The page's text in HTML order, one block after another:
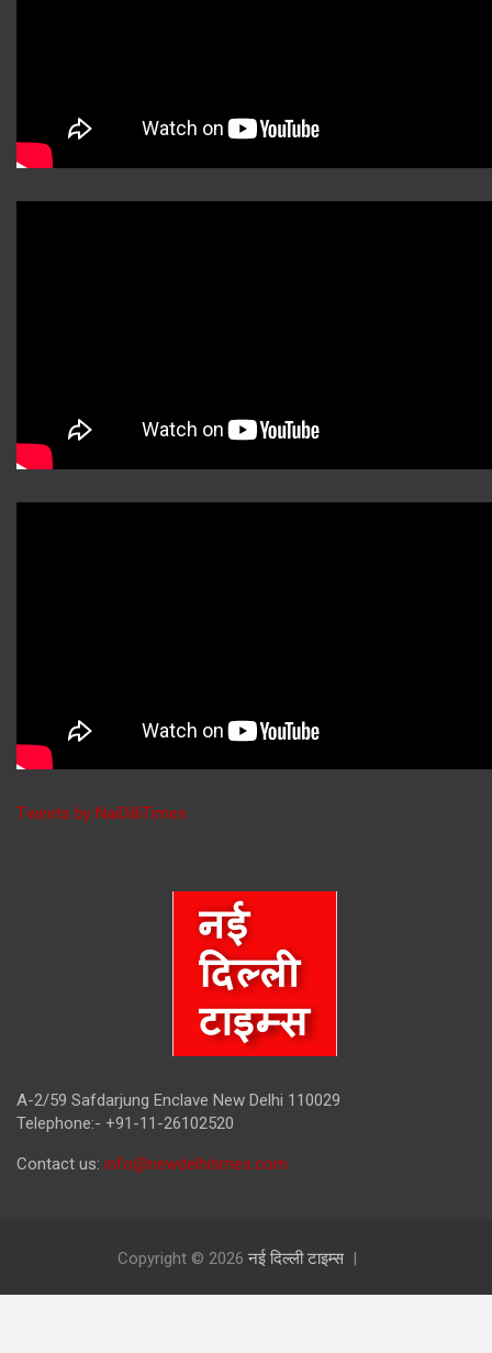
Tweets by NaiDilliTimes
A-2/59 Safdarjung Enclave New Delhi 110029
Telephone:- +91-11-26102520
Contact us: info@newdelhitimes.com
Copyright © 2026 नई दिल्ली टाइम्स